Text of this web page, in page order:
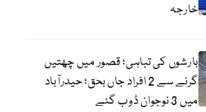
خارجہ
بارشوں کی تباہی؛ قصور میں چھتیں
گرنے سے 2 افراد جاں بحق؛ حیدرآباد
میں 3 نوجوان ڈوب گئے